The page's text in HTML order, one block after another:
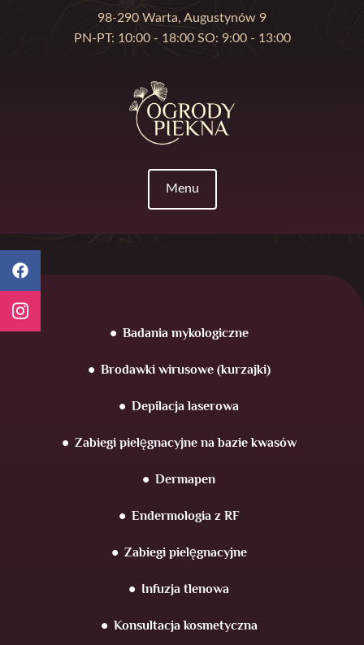
98-290 Warta, Augustynów 9
PN-PT: 10:00 - 18:00 SO: 9:00 - 13:00
Menu
Badania mykologiczne
Brodawki wirusowe (kurzajki)
Depilacja laserowa
Zabiegi pielęgnacyjne na bazie kwasów
Dermapen
Endermologia z RF
Zabiegi pielęgnacyjne
Infuzja tlenowa
Konsultacja kosmetyczna